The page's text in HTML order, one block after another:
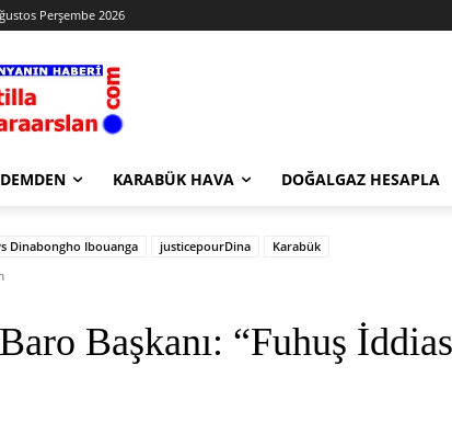
Perşembe 2026
KARABÜK HAVA DOĞALGAZ HESAPLA
Dinabongho Ibouanga justicepourDina Karabük
Başkanı: “Fuhuş